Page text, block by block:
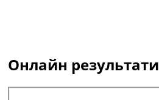
Онлайн результати